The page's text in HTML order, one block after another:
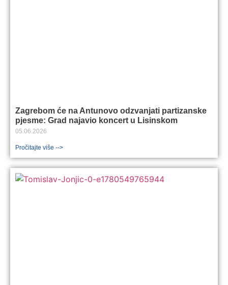
Zagrebom će na Antunovo odzvanjati partizanske
pjesme: Grad najavio koncert u Lisinskom
05.06.2026
Pročitajte više -->